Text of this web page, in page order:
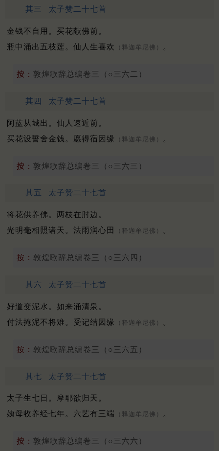
其三 太子赞二十七首
金钱不自用。买花献佛前。
瓶中涌出五枝莲。仙人生喜欢
（释迦牟尼佛） 。
按： 敦煌歌辞总编卷三（○三六二）
其四 太子赞二十七首
阿蓝从城出。仙人速近前。
买花设誓舍金钱。愿得宿因缘
（释迦牟尼佛） 。
按： 敦煌歌辞总编卷三（○三六三）
其五 太子赞二十七首
将花供养佛。两枝在肘边。
光明毫相照诸天。法雨润心田
（释迦牟尼佛） 。
按： 敦煌歌辞总编卷三（○三六四）
其六 太子赞二十七首
好道变泥水。如来涌清泉。
付法掩泥不将难。受记结因缘
（释迦牟尼佛） 。
按： 敦煌歌辞总编卷三（○三六五）
其七 太子赞二十七首
太子生七日。摩耶欲归天。
姨母收养经七年。六艺有三端
（释迦牟尼佛） 。
按： 敦煌歌辞总编卷三（○三六六）